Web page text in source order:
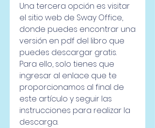
Una tercera opción es visitar
el sitio web de Sway Office,
donde puedes encontrar una
versión en pdf del libro que
puedes descargar gratis.
Para ello, solo tienes que
ingresar al enlace que te
proporcionamos al final de
este artículo y seguir las
instrucciones para realizar la
descarga.